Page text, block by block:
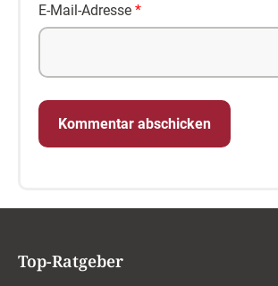
E-Mail-Adresse *
Top-Ratgeber